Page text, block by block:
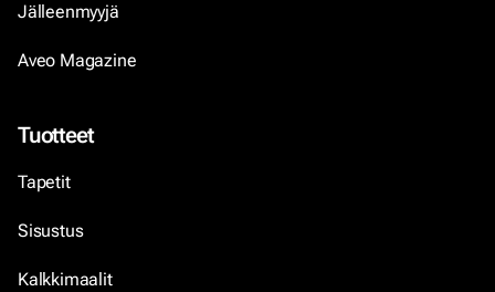
Jälleenmyyjä
Aveo Magazine
Tuotteet
Tapetit
Sisustus
Kalkkimaalit